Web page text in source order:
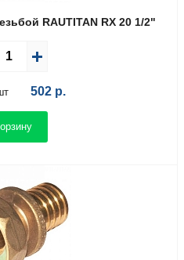
RAUTITAN RX 20 1/2"
502 р.